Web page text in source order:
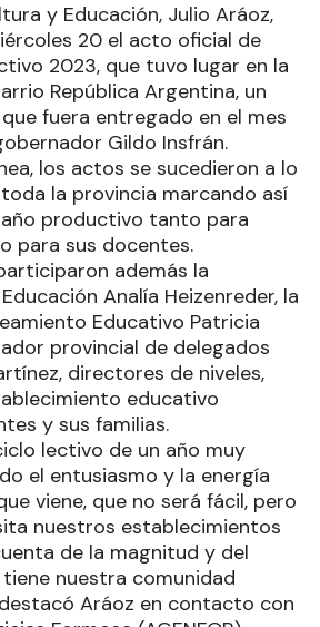
y Educación, Julio Aráoz,
20 el acto oficial de
2023, que tuvo lugar en la
República Argentina, un
fuera entregado en el mes
Gildo Insfrán.
los actos se sucedieron a lo
la provincia marcando así
productivo tanto para
para sus docentes.
además la
Analía Heizenreder, la
Educativo Patricia
provincial de delegados
directores de niveles,
educativo
y sus familias.
lectivo de un año muy
el entusiasmo y la energía
viene, que no será fácil, pero
nuestros establecimientos
de la magnitud y del
nuestra comunidad
Aráoz en contacto con